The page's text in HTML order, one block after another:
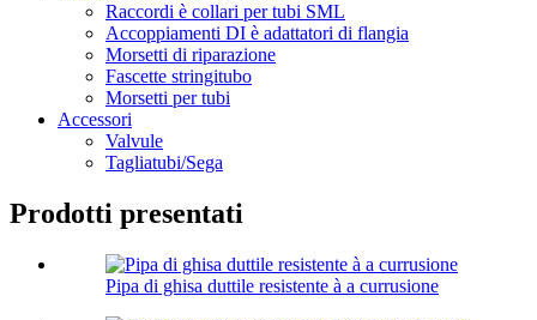
Raccordi è collari per tubi SML
Accoppiamenti DI è adattatori di flangia
Morsetti di riparazione
Fascette stringitubo
Morsetti per tubi
Accessori
Valvule
Tagliatubi/Sega
Prodotti presentati
Pipa di ghisa duttile resistente à a currusione